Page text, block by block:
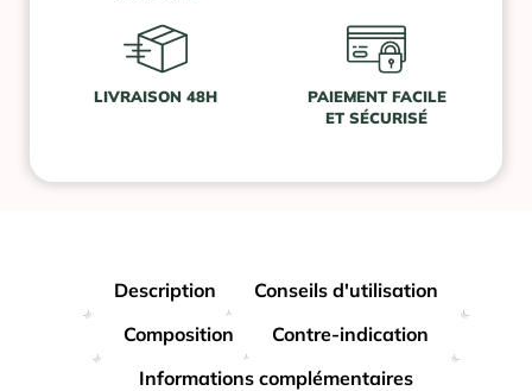
LIVRAISON 48H
PAIEMENT FACILE
ET SÉCURISÉ
Description
Conseils d'utilisation
Composition
Contre-indication
Informations complémentaires